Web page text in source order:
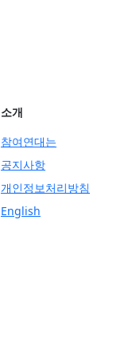
소개
참여연대는
공지사항
개인정보처리방침
English